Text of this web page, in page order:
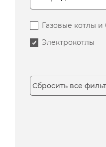
Газовые котлы
Электрокотлы
Сбросить все